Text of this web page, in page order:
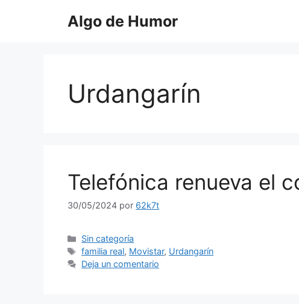
Algo de Humor
Urdangarín
Telefónica renueva el
30/05/2024 por 62k7t
Categorías
Sin categoría
Etiquetas
familia real, Movistar, Urdangarín
Deja un comentario